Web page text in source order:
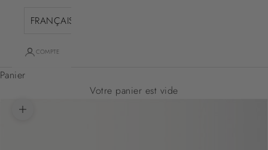
FRANÇAIS
COMPTE
Panier
Votre panier est vide
Zoomer sur l'image